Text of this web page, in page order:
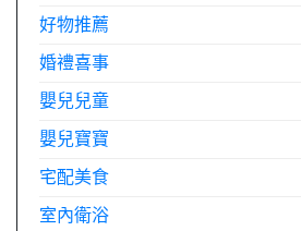
好物推薦
婚禮喜事
嬰兒兒童
嬰兒寶寶
宅配美食
室內衛浴